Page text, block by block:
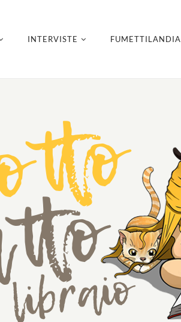
INTERVISTE FUMETTILANDIA